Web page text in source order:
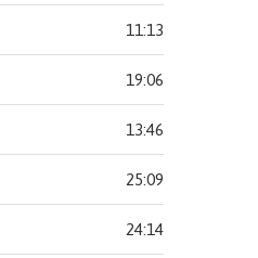
11:13
19:06
13:46
25:09
24:14